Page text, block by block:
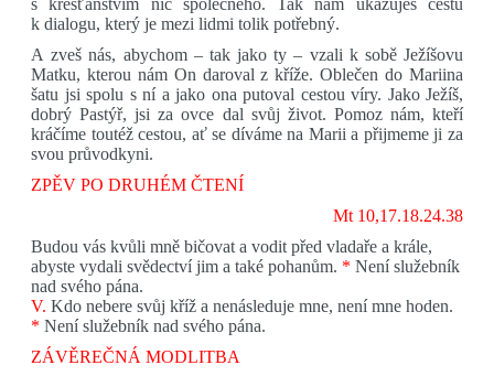
s křesťanstvím nic společného. Tak nám ukazuješ cestu
k dialogu, který je mezi lidmi tolik potřebný.
A zveš nás, abychom – tak jako ty – vzali k sobě Ježíšovu
Matku, kterou nám On daroval z kříže. Oblečen do Mariina
šatu jsi spolu s ní a jako ona putoval cestou víry. Jako Ježíš,
dobrý Pastýř, jsi za ovce dal svůj život. Pomoz nám, kteří
kráčíme toutéž cestou, ať se díváme na Marii a přijmeme ji za
svou průvodkyni.
ZPĚV PO DRUHÉM ČTENÍ
Mt 10,17.18.24.38
Budou vás kvůli mně bičovat a vodit před vladaře a krále,
abyste vydali svědectví jim a také pohanům. * Není služebník
nad svého pána.
V. Kdo nebere svůj kříž a nenásleduje mne, není mne hoden.
* Není služebník nad svého pána.
ZÁVĚREČNÁ MODLITBA